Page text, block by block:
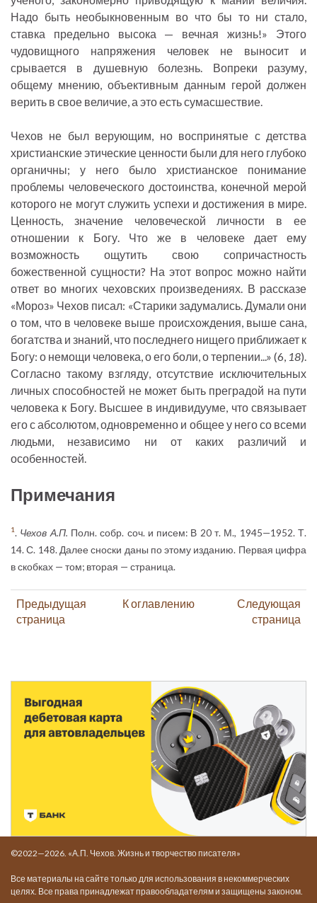
Надо быть необыкновенным во что бы то ни стало,
ставка предельно высока — вечная жизнь!» Этого
чудовищного напряжения человек не выносит и
срывается в душевную болезнь. Вопреки разуму,
общему мнению, объективным данным герой должен
верить в свое величие, а это есть сумасшествие.
Чехов не был верующим, но воспринятые с детства
христианские этические ценности были для него глубоко
органичны; у него было христианское понимание
проблемы человеческого достоинства, конечной мерой
которого не могут служить успехи и достижения в мире.
Ценность, значение человеческой личности в ее
отношении к Богу. Что же в человеке дает ему
возможность ощутить свою сопричастность
божественной сущности? На этот вопрос можно найти
ответ во многих чеховских произведениях. В рассказе
«Мороз» Чехов писал: «Старики задумались. Думали они
о том, что в человеке выше происхождения, выше сана,
богатства и знаний, что последнего нищего приближает к
Богу: о немощи человека, о его боли, о терпении...» (6, 18).
Согласно такому взгляду, отсутствие исключительных
личных способностей не может быть преградой на пути
человека к Богу. Высшее в индивидууме, что связывает
его с абсолютом, одновременно и общее у него со всеми
людьми, независимо ни от каких различий и
особенностей.
Примечания
1. Чехов А.П. Полн. собр. соч. и писем: В 20 т. М., 1945—1952. Т.
14. С. 148. Далее сноски даны по этому изданию. Первая цифра
в скобках — том; вторая — страница.
Предыдущая
страница
К оглавлению
Следующая
страница
©2022—2026. «А.П. Чехов. Жизнь и творчество писателя»
Все материалы на сайте только для использования в некоммерческих
целях. Все права принадлежат правообладателям и защищены законом.